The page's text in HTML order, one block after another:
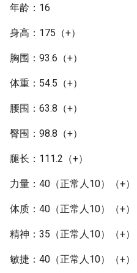
年龄：16
身高：175（+）
胸围：93.6（+）
体重：54.5（+）
腰围：63.8（+）
臀围：98.8（+）
腿长：111.2（+）
力量：40（正常人10）（+）
体质：40（正常人10）（+）
精神：35（正常人10）（+）
敏捷：40（正常人10）（+）